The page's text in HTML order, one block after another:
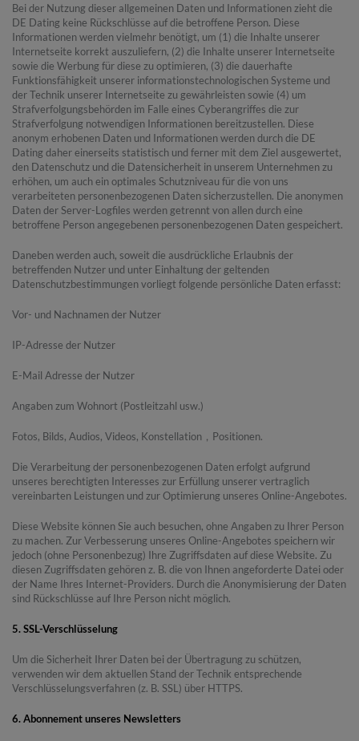
Bei der Nutzung dieser allgemeinen Daten und Informationen zieht die
DE Dating keine Rückschlüsse auf die betroffene Person. Diese
Informationen werden vielmehr benötigt, um (1) die Inhalte unserer
Internetseite korrekt auszuliefern, (2) die Inhalte unserer Internetseite
sowie die Werbung für diese zu optimieren, (3) die dauerhafte
Funktionsfähigkeit unserer informationstechnologischen Systeme und
der Technik unserer Internetseite zu gewährleisten sowie (4) um
Strafverfolgungsbehörden im Falle eines Cyberangriffes die zur
Strafverfolgung notwendigen Informationen bereitzustellen. Diese
anonym erhobenen Daten und Informationen werden durch die DE
Dating daher einerseits statistisch und ferner mit dem Ziel ausgewertet,
den Datenschutz und die Datensicherheit in unserem Unternehmen zu
erhöhen, um auch ein optimales Schutzniveau für die von uns
verarbeiteten personenbezogenen Daten sicherzustellen. Die anonymen
Daten der Server-Logfiles werden getrennt von allen durch eine
betroffene Person angegebenen personenbezogenen Daten gespeichert.
Daneben werden auch, soweit die ausdrückliche Erlaubnis der
betreffenden Nutzer und unter Einhaltung der geltenden
Datenschutzbestimmungen vorliegt folgende persönliche Daten erfasst:
Vor- und Nachnamen der Nutzer
IP-Adresse der Nutzer
E-Mail Adresse der Nutzer
Angaben zum Wohnort (Postleitzahl usw.)
Fotos, Bilds, Audios, Videos, Konstellation，Positionen.
Die Verarbeitung der personenbezogenen Daten erfolgt aufgrund
unseres berechtigten Interesses zur Erfüllung unserer vertraglich
vereinbarten Leistungen und zur Optimierung unseres Online-Angebotes.
Diese Website können Sie auch besuchen, ohne Angaben zu Ihrer Person
zu machen. Zur Verbesserung unseres Online-Angebotes speichern wir
jedoch (ohne Personenbezug) Ihre Zugriffsdaten auf diese Website. Zu
diesen Zugriffsdaten gehören z. B. die von Ihnen angeforderte Datei oder
der Name Ihres Internet-Providers. Durch die Anonymisierung der Daten
sind Rückschlüsse auf Ihre Person nicht möglich.
5. SSL-Verschlüsselung
Um die Sicherheit Ihrer Daten bei der Übertragung zu schützen,
verwenden wir dem aktuellen Stand der Technik entsprechende
Verschlüsselungsverfahren (z. B. SSL) über HTTPS.
6. Abonnement unseres Newsletters